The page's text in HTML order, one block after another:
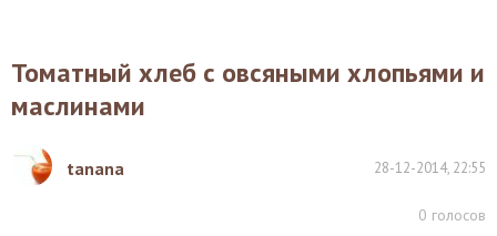
Томатный хлеб с овсяными хлопьями и
маслинами
tanana 28-12-2014, 22:55
0 голосов